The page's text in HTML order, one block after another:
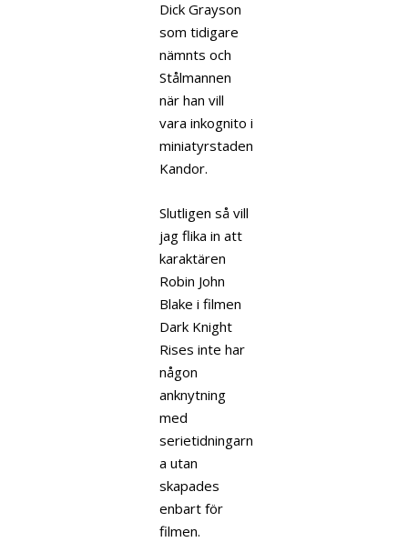
Dick Grayson
som tidigare
nämnts och
Stålmannen
när han vill
vara inkognito i
miniatyrstaden
Kandor.
Slutligen så vill
jag flika in att
karaktären
Robin John
Blake i filmen
Dark Knight
Rises inte har
någon
anknytning
med
serietidningarn
a utan
skapades
enbart för
filmen.